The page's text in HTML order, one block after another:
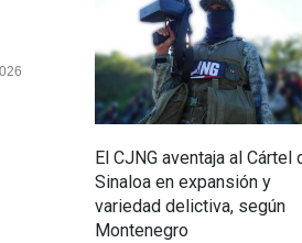
El CJNG aventaja al Cártel
Sinaloa en expansión y
variedad delictiva, según
Montenegro